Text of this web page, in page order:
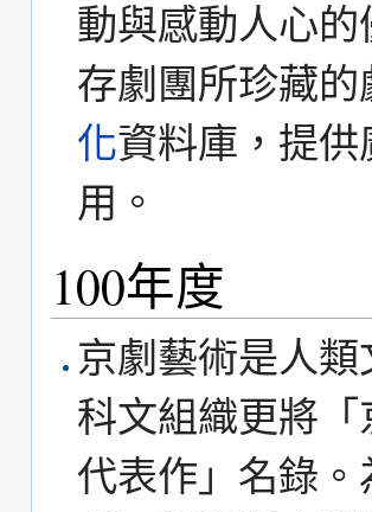
動與感動人心
存劇團所珍藏
化資料庫，提
用。
100年度
京劇藝術是人
科文組織更將
代表作」名錄